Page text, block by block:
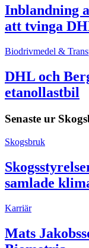
Inblandning
att tvinga
Biodrivmedel &
DHL och
etanollastbil
Senaste ur
Skogsbruk
samlade
Karriär
Mats